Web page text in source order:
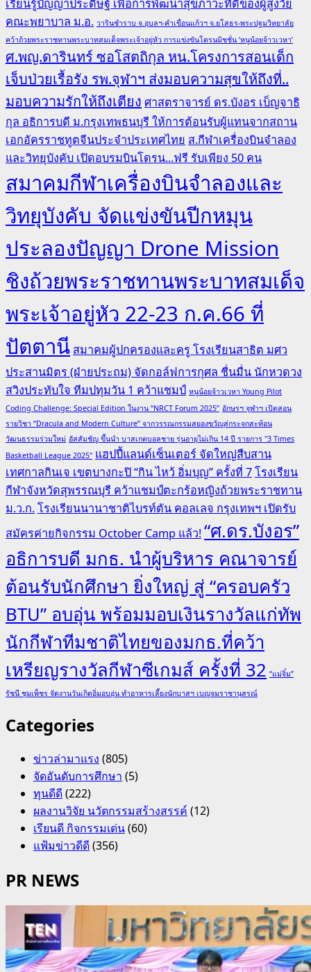
เรียนรู้ปัญญาประดิษฐ์ เพื่อการพัฒนาสุขภาวะที่ดีของผู้สูงวัย
คณะพยาบาล ม.อ. วารินชำราบ จ.อุบลฯ-คำเขื่อนแก้วฯ จ.ยโสธร-พระปฐมวิทยาลัย
คว้าถ้วยพระราชทานพระบาทสมเด็จพระเจ้าอยู่หัว การแข่งขันโดรนมิชชั่น ‘หนูน้อยจ้าวเวหา’
ศ.พญ.ดารินทร์ ซอโสตถิกุล หน.โครงการสอนเด็ก
เจ็บป่วยเรื้อรัง รพ.จุฬาฯ ส่งมอบความสุขให้ถึงที่..
มอบความรักให้ถึงเตียง ศาสตราจารย์ ดร.บังอร เบ็ญจาธิ
กุล อธิการบดี ม.กรุงเทพธนบุรี ให้การต้อนรับผู้แทนจากสถาน
เอกอัครราชทูตจีนประจำประเทศไทย ส.กีฬาเครื่องบินจำลอง
และวิทยุบังคับ เปิดอบรมบินโดรน...ฟรี รับเพียง 50 คน
สมาคมกีฬาเครื่องบินจำลองและ
วิทยุบังคับ จัดแข่งขันปีกหมุน
ประลองปัญญา Drone Mission
ชิงถ้วยพระราชทานพระบาทสมเด็จ
พระเจ้าอยู่หัว 22-23 ก.ค.66 ที่
ปัตตานี สมาคมผู้ปกครองและครู โรงเรียนสาธิต มศว
ประสานมิตร (ฝ่ายประถม) จัดกอล์ฟการกุศล ชื่นมื่น นักหวดวง
สวิงประทับใจ ทีมปทุมวัน 1 คว้าแชมป์ หนูน้อยจ้าวเวหา Young Pilot
Coding Challenge: Special Edition ในงาน “NRCT Forum 2025” อักษรฯ จุฬาฯ เปิดสอน
รายวิชา “Dracula and Modern Culture” จากวรรณกรรมสยองขวัญสู่กระจกสะท้อน
วัฒนธรรมร่วมใหม่ อัสสัมชัญ ขึ้นนำ บาสเกตบอลชาย รุ่นอายุไม่เกิน 14 ปี รายการ "3 Times
Basketball League 2025" แฮปปี้แลนด์เซ็นเตอร์ จัดใหญ่สืบสาน
เทศกาลกินเจ เขตบางกะปิ “กิน ไหว้ อิ่มบุญ” ครั้งที่ 7โรงเรียน
กีฬาจังหวัดสุพรรณบุรี คว้าแชมป์ตะกร้อหญิงถ้วยพระราชทาน
ม.ว.ก.โรงเรียนนานาชาติไบรท์ตัน คอลเลจ กรุงเทพฯ เปิดรับ
สมัครค่ายกิจกรรม October Camp แล้ว!“ศ.ดร.บังอร”
อธิการบดี มกธ. นำผู้บริหาร คณาจารย์
ต้อนรับนักศึกษา ยิ่งใหญ่ สู่ “ครอบครัว
BTU” อบอุ่น พร้อมมอบเงินรางวัลแก่ทัพ
นักกีฬาทีมชาติไทยของมกธ.ที่คว้า
เหรียญรางวัลกีฬาซีเกมส์ ครั้งที่ 32 “แม่จิ๋ม”
รัชนี ชุมเพ็ชร จัดงานวันเกิดอิ่มอบอุ่น ทำอาหารเลี้ยงนักบาสฯ เบญจมราชานุสรณ์
Categories
ข่าวล่ามาแรง (805)
จัดอันดับการศึกษา (5)
ทุนดีดี(222)
ผลงานวิจัย นวัตกรรมสร้างสรรค์ (12)
เรียนดี กิจกรรมเด่น(60)
แฟ้มข่าวดีดี(356)
PR NEWS